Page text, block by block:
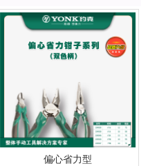
偏心省力型